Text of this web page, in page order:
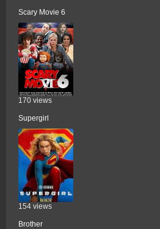
Scary Movie 6
170 views
Supergirl
154 views
Brother